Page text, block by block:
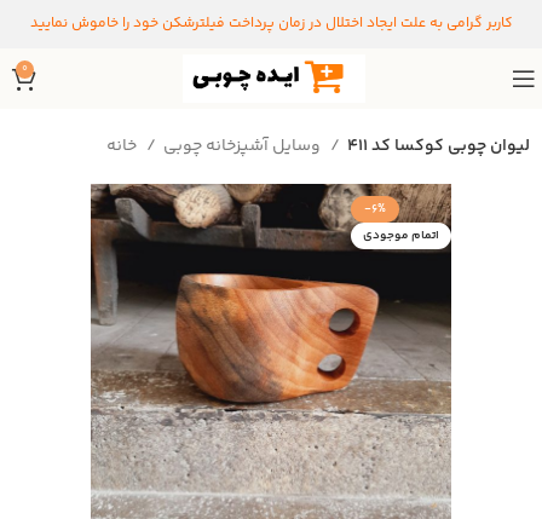
کاربر گرامی به علت ایجاد اختلال در زمان پرداخت فیلترشکن خود را خاموش نمایید
0
خانه لیوان چوبی کوکسا کد ۴۱۱
-6%
اتمام موجودی